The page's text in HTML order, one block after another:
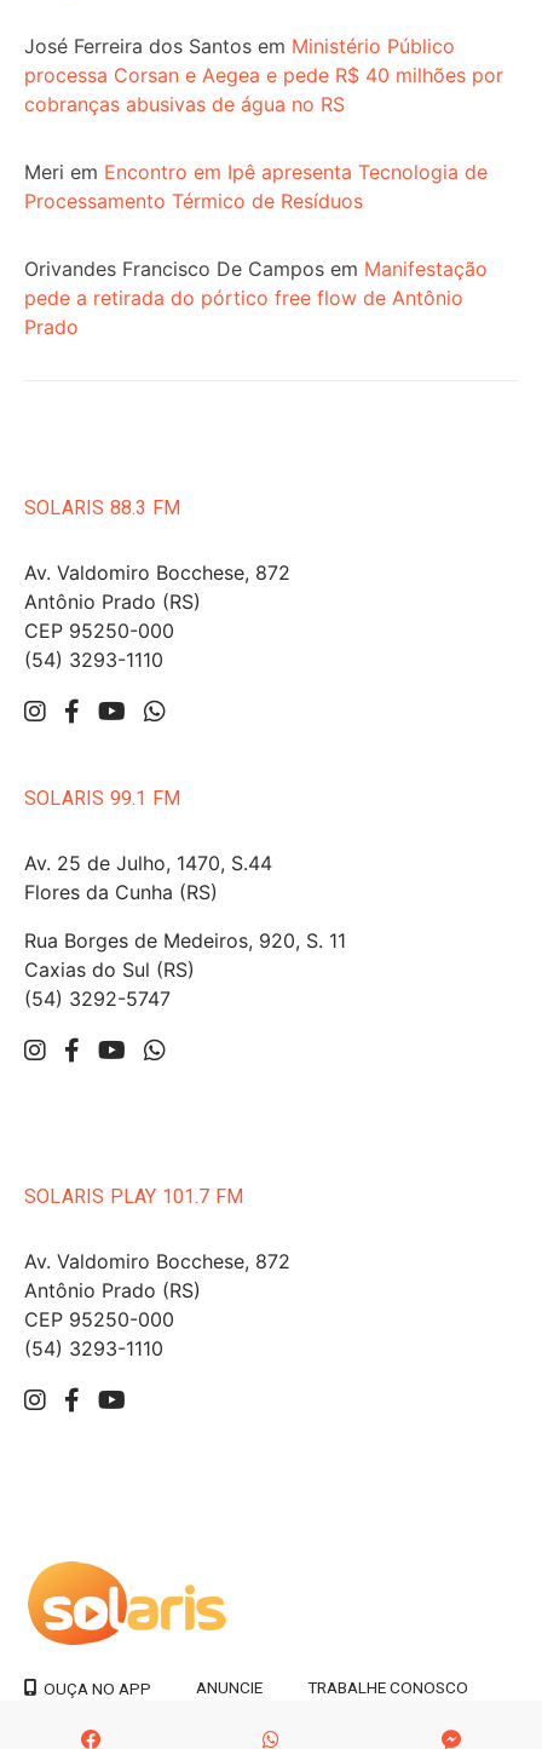
José Ferreira dos Santos em Ministério Público
processa Corsan e Aegea e pede R$ 40 milhões por
cobranças abusivas de água no RS
Meri em Encontro em Ipê apresenta Tecnologia de
Processamento Térmico de Resíduos
Orivandes Francisco De Campos em Manifestação
pede a retirada do pórtico free flow de Antônio
Prado
SOLARIS 88.3 FM
Av. Valdomiro Bocchese, 872
Antônio Prado (RS)
CEP 95250-000
(54) 3293-1110
SOLARIS 99.1 FM
Av. 25 de Julho, 1470, S.44
Flores da Cunha (RS)
Rua Borges de Medeiros, 920, S. 11
Caxias do Sul (RS)
(54) 3292-5747
SOLARIS PLAY 101.7 FM
Av. Valdomiro Bocchese, 872
Antônio Prado (RS)
CEP 95250-000
(54) 3293-1110
OUÇA NO APP ANUNCIE TRABALHE CONOSCO